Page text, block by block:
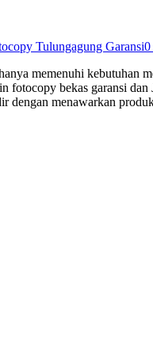
Tulungagung Garansi0
memenuhi kebutuhan
fotocopy bekas garansi
dengan menawarkan